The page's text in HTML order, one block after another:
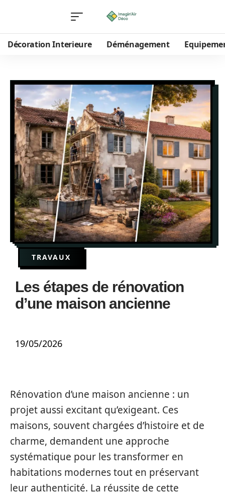
Décoration Interieure Déménagement
TRAVAUX
Les étapes de rénovation
d’une maison ancienne
19/05/2026
Rénovation d’une maison ancienne : un
projet aussi excitant qu’exigeant. Ces
maisons, souvent chargées d’histoire et de
charme, demandent une approche
systématique pour les transformer en
habitations modernes tout en préservant
leur authenticité. La réussite de cette